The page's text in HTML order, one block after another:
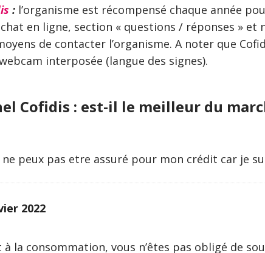
: l’organisme est récompensé chaque année
en ligne, section « questions / réponses » et
de contacter l’organisme. A noter que
interposée (langue des signes).
Cofidis : est-il le meilleur du
peux pas etre assuré pour mon crédit car je
2022
à la consommation, vous n’êtes pas obligé de